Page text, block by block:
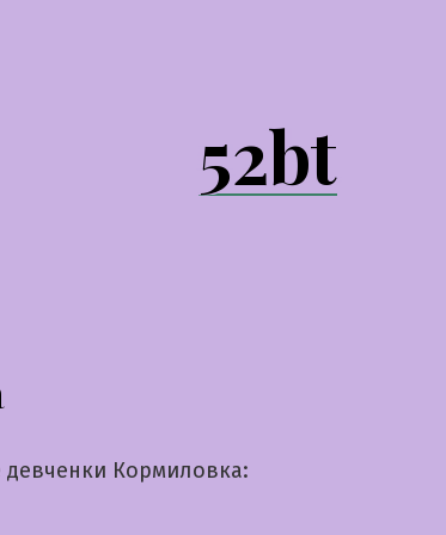
52bt
девченки Кормиловка: